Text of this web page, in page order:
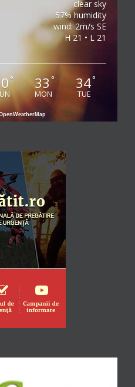
clear sky
57% humidity
wind: 2m/s SE
H 21 • L 21
° 33°
MON
34°
TUE